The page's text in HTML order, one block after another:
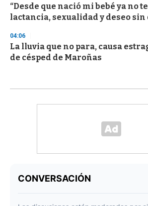
“Desde que nació mi bebé ya no
lactancia, sexualidad y deseo sin
04:06
La lluvia que no para, causa
de césped de Maroñas